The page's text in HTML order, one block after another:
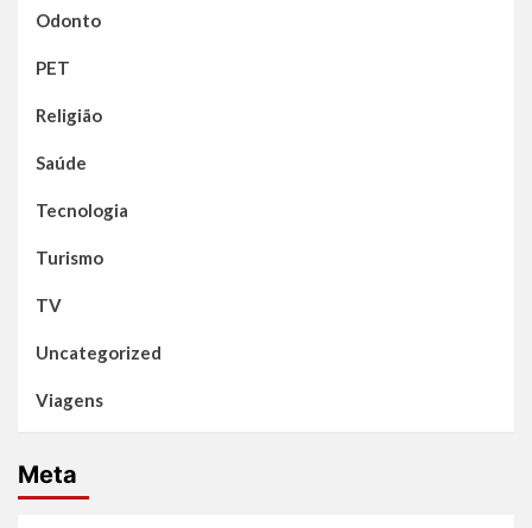
Odonto
PET
Religião
Saúde
Tecnologia
Turismo
TV
Uncategorized
Viagens
Meta